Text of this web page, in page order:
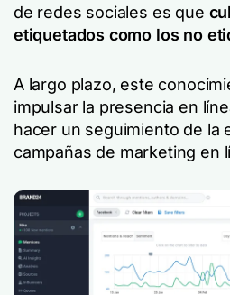
de redes sociales es que
etiquetados como los no
A largo plazo, este
impulsar la presencia en
hacer un seguimiento de la
campañas de marketing en